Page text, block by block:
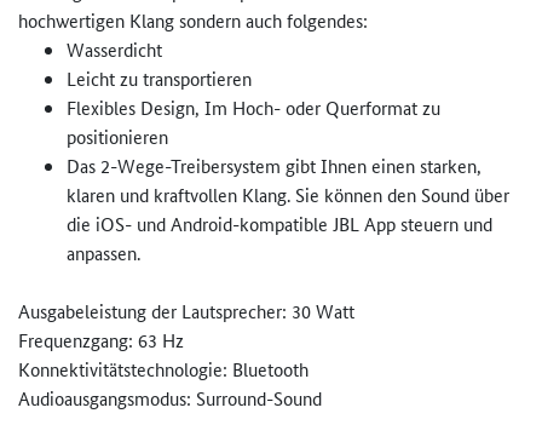
hochwertigen Klang sondern auch folgendes:
Wasserdicht
Leicht zu transportieren
Flexibles Design, Im Hoch- oder Querformat zu
positionieren
Das 2-Wege-Treibersystem gibt Ihnen einen starken,
klaren und kraftvollen Klang. Sie können den Sound über
die iOS- und Android-kompatible JBL App steuern und
anpassen.
Ausgabeleistung der Lautsprecher: 30 Watt
Frequenzgang: 63 Hz
Konnektivitätstechnologie: Bluetooth
Audioausgangsmodus: Surround-Sound